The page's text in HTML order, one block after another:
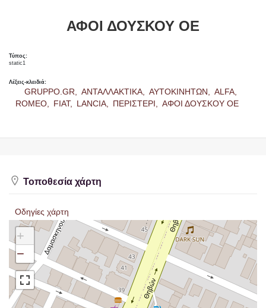
ΑΦΟΙ ΔΟΥΣΚΟΥ ΟΕ
Τύπος:
static1
Λέξεις-κλειδιά:
GRUPPO.GR, ΑΝΤΑΛΛΑΚΤΙΚΑ, ΑΥΤΟΚΙΝΗΤΩΝ, ALFA,
ROMEO, FIAT, LANCIA, ΠΕΡΙΣΤΕΡΙ, ΑΦΟΙ ΔΟΥΣΚΟΥ ΟΕ
Τοποθεσία χάρτη
Οδηγίες χάρτη
+
−